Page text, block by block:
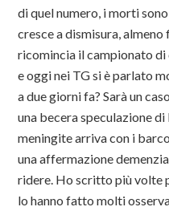
di quel numero, i morti
cresce a dismisura,
ricomincia il campionato
e oggi nei TG si è parlato
a due giorni fa? Sarà un
una becera speculazione
meningite arriva con i
una affermazione
ridere. Ho scritto più volte
lo hanno fatto molti